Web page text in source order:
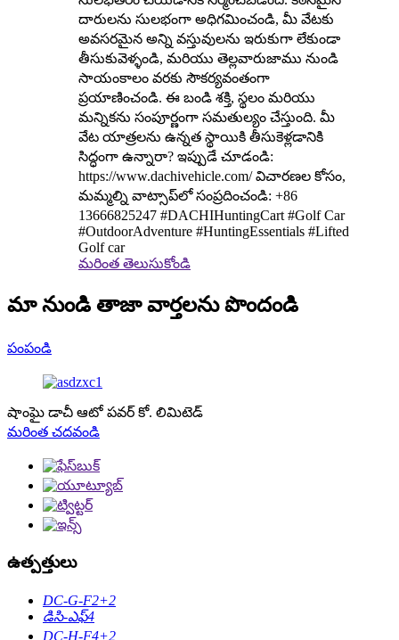
దారులను సులభంగా అధిగమించండి, మీ వేటకు
అవసరమైన అన్ని వస్తువులను ఇరుకుగా లేకుండా
తీసుకువెళ్ళండి, మరియు తెల్లవారుజాము నుండి
సాయంకాలం వరకు సౌకర్యవంతంగా
ప్రయాణించండి. ఈ బండి శక్తి, స్థలం మరియు
మన్నికను సంపూర్ణంగా సమతుల్యం చేస్తుంది. మీ
వేట యాత్రలను ఉన్నత స్థాయికి తీసుకెళ్లడానికి
సిద్ధంగా ఉన్నారా? ఇప్పుడే చూడండి:
https://www.dachivehicle.com/ విచారణల కోసం,
మమ్మల్ని వాట్సాప్‌లో సంప్రదించండి: +86
13666825247 #DACHIHuntingCart #Golf Car
#OutdoorAdventure #HuntingEssentials #Lifted
Golf car
మరింత తెలుసుకోండి
మా నుండి తాజా వార్తలను పొందండి
పంపండి
షాంఘై డాచీ ఆటో పవర్ కో. లిమిటెడ్
మరింత చదవండి
ఉత్పత్తులు
DC-G-F2+2
డిసి-ఎఫ్4
DC-H-F4+2